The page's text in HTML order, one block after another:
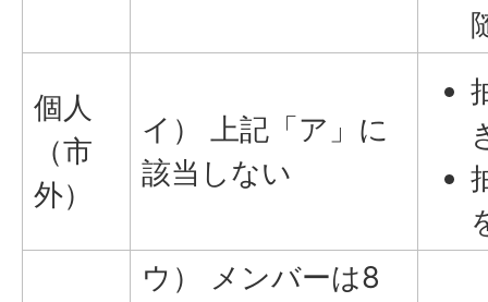
個人
（市
外）
イ） 上記「ア」に
該当しない
ウ） メンバーは8